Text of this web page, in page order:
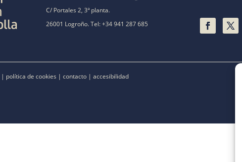
C/ Portales 2, 3ª planta.
26001 Logroño. Tel: +34 941 287 685
| política de cookies |contacto |accesibilidad